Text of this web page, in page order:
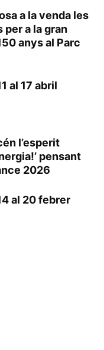
a la venda les
a la gran
anys al Parc
al 17 abril
l’esperit
pensant
2026
al 20 febrer